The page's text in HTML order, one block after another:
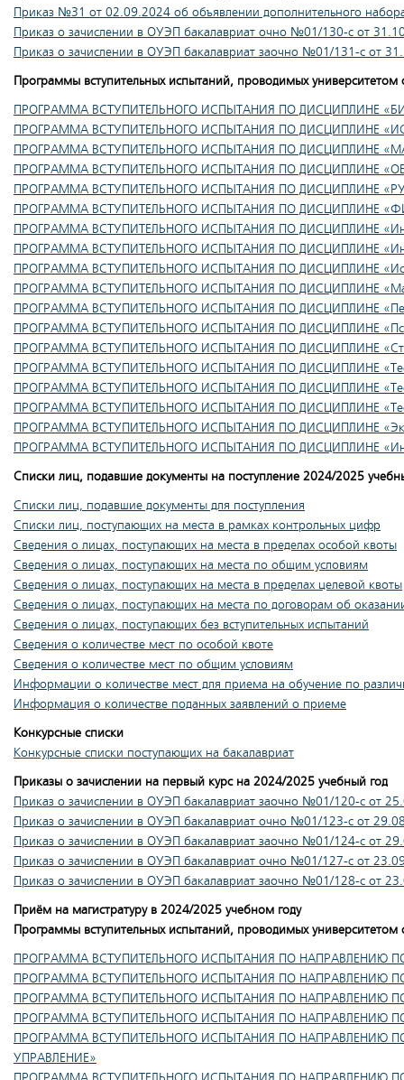
Приказ №31 от 02.09.2024 об объявлении дополнительного
Приказ о зачислении в ОУЭП бакалавриат очно №01/130-c от
Приказ о зачислении в ОУЭП бакалавриат заочно №01/131-c от
Программы вступительных испытаний, проводимых университетом
ПРОГРАММА ВСТУПИТЕЛЬНОГО ИСПЫТАНИЯ ПО ДИСЦИПЛИНЕ
ПРОГРАММА ВСТУПИТЕЛЬНОГО ИСПЫТАНИЯ ПО ДИСЦИПЛИНЕ
ПРОГРАММА ВСТУПИТЕЛЬНОГО ИСПЫТАНИЯ ПО ДИСЦИПЛИНЕ
ПРОГРАММА ВСТУПИТЕЛЬНОГО ИСПЫТАНИЯ ПО ДИСЦИПЛИНЕ
ПРОГРАММА ВСТУПИТЕЛЬНОГО ИСПЫТАНИЯ ПО ДИСЦИПЛИНЕ
ПРОГРАММА ВСТУПИТЕЛЬНОГО ИСПЫТАНИЯ ПО ДИСЦИПЛИНЕ
ПРОГРАММА ВСТУПИТЕЛЬНОГО ИСПЫТАНИЯ ПО ДИСЦИПЛИНЕ
ПРОГРАММА ВСТУПИТЕЛЬНОГО ИСПЫТАНИЯ ПО ДИСЦИПЛИНЕ
ПРОГРАММА ВСТУПИТЕЛЬНОГО ИСПЫТАНИЯ ПО ДИСЦИПЛИНЕ
ПРОГРАММА ВСТУПИТЕЛЬНОГО ИСПЫТАНИЯ ПО ДИСЦИПЛИНЕ
ПРОГРАММА ВСТУПИТЕЛЬНОГО ИСПЫТАНИЯ ПО ДИСЦИПЛИНЕ
ПРОГРАММА ВСТУПИТЕЛЬНОГО ИСПЫТАНИЯ ПО ДИСЦИПЛИНЕ
ПРОГРАММА ВСТУПИТЕЛЬНОГО ИСПЫТАНИЯ ПО ДИСЦИПЛИНЕ
ПРОГРАММА ВСТУПИТЕЛЬНОГО ИСПЫТАНИЯ ПО ДИСЦИПЛИНЕ
ПРОГРАММА ВСТУПИТЕЛЬНОГО ИСПЫТАНИЯ ПО ДИСЦИПЛИНЕ
ПРОГРАММА ВСТУПИТЕЛЬНОГО ИСПЫТАНИЯ ПО ДИСЦИПЛИНЕ
ПРОГРАММА ВСТУПИТЕЛЬНОГО ИСПЫТАНИЯ ПО ДИСЦИПЛИНЕ
ПРОГРАММА ВСТУПИТЕЛЬНОГО ИСПЫТАНИЯ ПО ДИСЦИПЛИНЕ
Списки лиц, подавшие документы на поступление 2024/2025
Списки лиц, подавшие документы для поступления
Списки лиц, поступающих на места в рамках контрольных цифр
Сведения о лицах, поступающих на места в пределах особой квоты
Сведения о лицах, поступающих на места по общим условиям
Сведения о лицах, поступающих на места в пределах целевой квоты
Сведения о лицах, поступающих на места по договорам об
Сведения о лицах, поступающих без вступительных испытаний
Сведения о количестве мест по особой квоте
Сведения о количестве мест по общим условиям
Информации о количестве мест для приема на обучение по
Информация о количестве поданных заявлений о приеме
Конкурсные списки
Конкурсные списки поступающих на бакалавриат
Приказы о зачислении на первый курс на 2024/2025 учебный год
Приказ о зачислении в ОУЭП бакалавриат заочно №01/120-c от
Приказ о зачислении в ОУЭП бакалавриат очно №01/123-c от
Приказ о зачислении в ОУЭП бакалавриат заочно №01/124-c от
Приказ о зачислении в ОУЭП бакалавриат очно №01/127-c от
Приказ о зачислении в ОУЭП бакалавриат заочно №01/128-c от
Приём на магистратуру в 2024/2025 учебном году
Программы вступительных испытаний, проводимых университетом
ПРОГРАММА ВСТУПИТЕЛЬНОГО ИСПЫТАНИЯ ПО НАПРАВЛЕНИЮ
ПРОГРАММА ВСТУПИТЕЛЬНОГО ИСПЫТАНИЯ ПО НАПРАВЛЕНИЮ
ПРОГРАММА ВСТУПИТЕЛЬНОГО ИСПЫТАНИЯ ПО НАПРАВЛЕНИЮ
ПРОГРАММА ВСТУПИТЕЛЬНОГО ИСПЫТАНИЯ ПО НАПРАВЛЕНИЮ
ПРОГРАММА ВСТУПИТЕЛЬНОГО ИСПЫТАНИЯ ПО НАПРАВЛЕНИЮ
УПРАВЛЕНИЕ»